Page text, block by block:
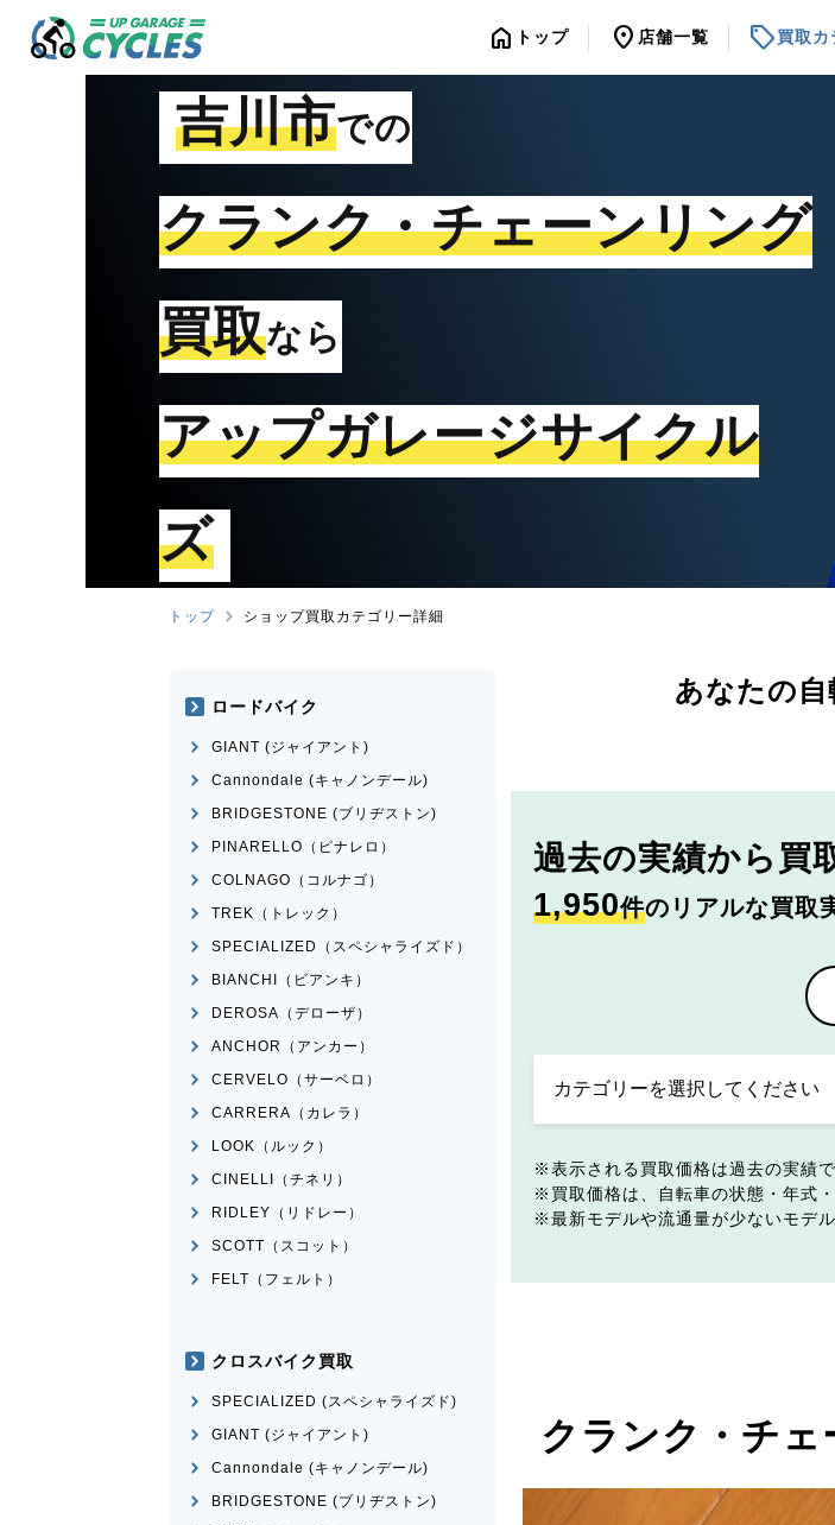
home トップ location_on 店舗一覧 sell買取カ
吉川市での
クランク・チェーンリング
買取なら
アップガレージサイクル
ズ
トップ ショップ買取カテゴリー詳細
あなたの自
過去の実績から 買
1,950件のリアルな買取
表示される買取価格は過去の実績
買取価格は、自転車の状態・年式
最新モデルや流通量が少ないモデ
クランク・チェ
ロードバイク
GIANT (ジャイアント)
Cannondale (キャノンデール)
BRIDGESTONE (ブリヂストン)
PINARELLO（ピナレロ）
COLNAGO（コルナゴ）
TREK（トレック）
SPECIALIZED（スペシャライズド）
BIANCHI（ビアンキ）
DEROSA（デローザ）
ANCHOR（アンカー）
CERVELO（サーベロ）
CARRERA（カレラ）
LOOK（ルック）
CINELLI（チネリ）
RIDLEY（リドレー）
SCOTT（スコット）
FELT（フェルト）
クロスバイク買取
SPECIALIZED (スペシャライズド)
GIANT (ジャイアント)
Cannondale (キャノンデール)
BRIDGESTONE (ブリヂストン)